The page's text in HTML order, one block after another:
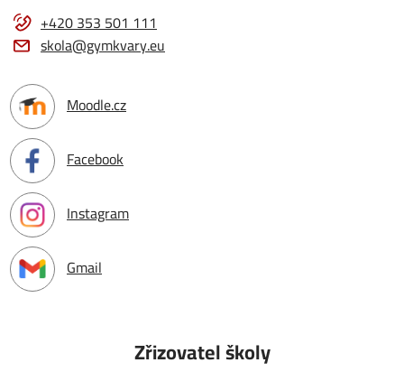
+420 353 501 111
skola@gymkvary.eu
Moodle.cz
Facebook
Instagram
Gmail
Zřizovatel školy